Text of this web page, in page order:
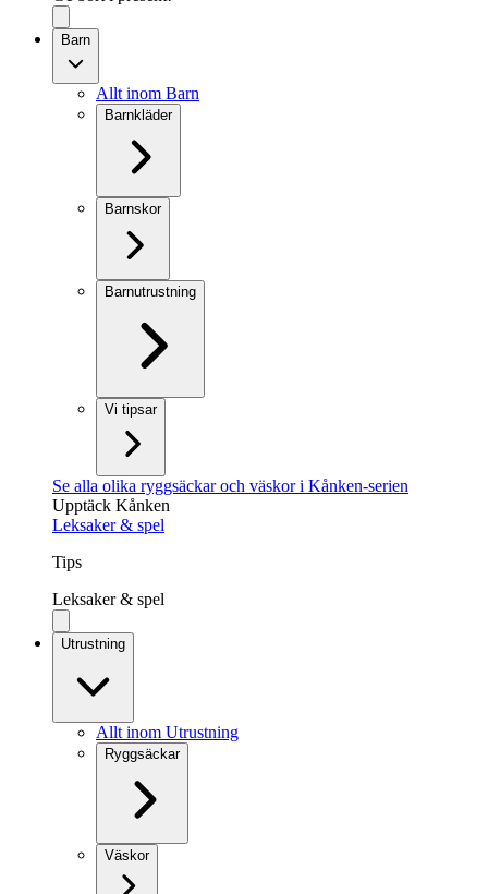
Barn
Allt inom Barn
Barnkläder
Barnskor
Barnutrustning
Vi tipsar
Se alla olika ryggsäckar och väskor i Kånken-serien
Upptäck Kånken
Leksaker & spel
Tips
Leksaker & spel
Utrustning
Allt inom Utrustning
Ryggsäckar
Väskor